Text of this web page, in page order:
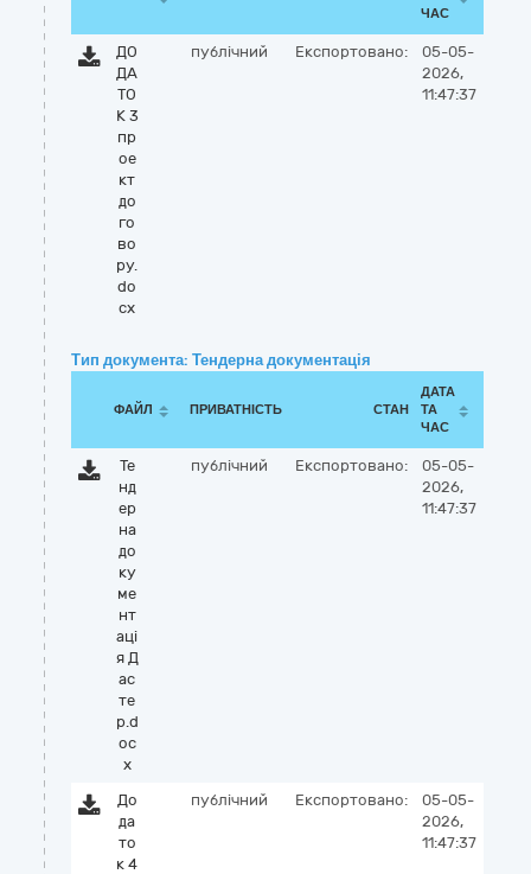
ЧАС
ДО
ДА
ТО
К 3
пр
ое
кт
до
го
во
ру.
do
cx
публічний Експортовано:
05-05-
2026,
11:47:37
Тип документа: Тендерна документація
ФАЙЛ ПРИВАТНІСТЬ СТАН
ДАТА
ТА
ЧАС
Те
нд
ер
на
до
ку
ме
нт
аці
я Д
ас
те
р.d
oc
x
публічний Експортовано:
05-05-
2026,
11:47:37
До
да
то
к 4
публічний Експортовано:
05-05-
2026,
11:47:37